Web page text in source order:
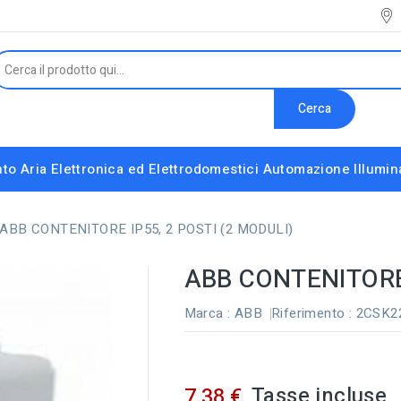
Cerca
Aria Elettronica ed Elettrodomestici Automazione
ABB CONTENITORE IP55, 2 POSTI (2 MODULI)
ABB
Marca : ABB Riferimento :